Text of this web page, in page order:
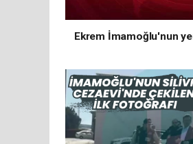
Ekrem İmamoğlu'nun